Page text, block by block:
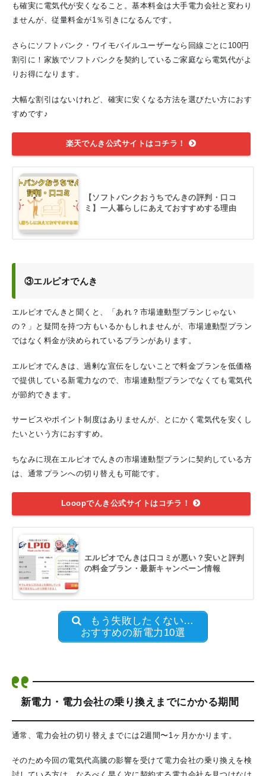
も確実に電気代が安くなること。基本料金は大手電力会社と変わり
ませんが、従量料金が1％引きになるんです。
さらにソフトバンク・ワイモバイルユーザーなら回線ごとに100円
割引に！家族でソフトバンクを契約しているご家庭なら電気代がよ
りお得になります。
大幅な割引はないけれど、確実に安くなる方法を選びたい方におす
すめです♪
楽天でんき公式サイトはコチラ！
【ソフトバンクおうちでんきの評判・口コ
ミ】一人暮らしにあえておすすめする理由
③エルピオでんき
エルピオでんきと聞くと、「あれ？市場連動型プランじゃない
の？」と疑問を持つ方もいるかもしれませんが、市場連動型プラン
ではなく料金が決められているプランがあります。
エルピオでんきは、過剰な宣伝をしないことで料金プランを低価格
で提供している新電力なので、市場連動型プランでなくても電気代
が節約できます。
サービスやポイント制度はありませんが、とにかく電気代を安くし
たいという方におすすめ。
ちなみに現在エルピオでんきの市場連動型プランに契約している方
は、通常プランへの切り替えも可能です。
Looopでんき公式サイトはコチラ！
エルピオでんきは口コミが悪い？安いと評判
の料金プラン・最新キャンペーン情報
もう失敗したくない…
おすすめの新電力10選
新電力・電力会社の乗り換えまでにかかる期間
通常、電力会社の切り替えまでには2週間〜1ヶ月かかります。
そのため今回の電気代高騰の影響を受けて電力会社の乗り換えを検